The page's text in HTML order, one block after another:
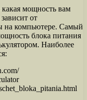
мощность вам
от
на компьютере. Самый
блока питания
Наиболее